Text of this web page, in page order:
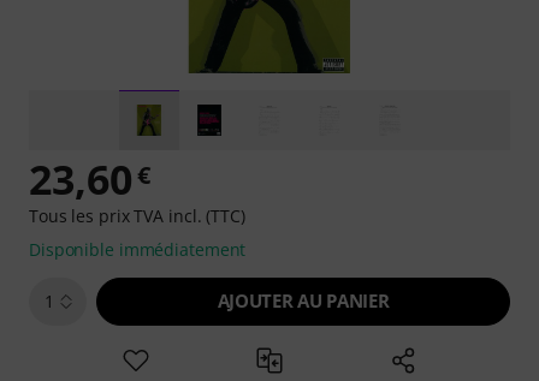
23,60€
Tous les prix TVA incl. (TTC)
Disponible immédiatement
1 AJOUTER AU PANIER